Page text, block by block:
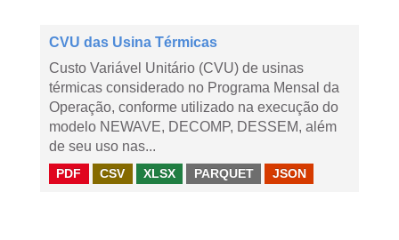
CVU das Usina Térmicas
Custo Variável Unitário (CVU) de usinas
térmicas considerado no Programa Mensal da
Operação, conforme utilizado na execução do
modelo NEWAVE, DECOMP, DESSEM, além
de seu uso nas...
PDF CSV XLSX PARQUET JSON